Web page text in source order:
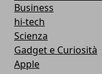
Business
hi-tech
Scienza
Gadget e Curiosità
Apple